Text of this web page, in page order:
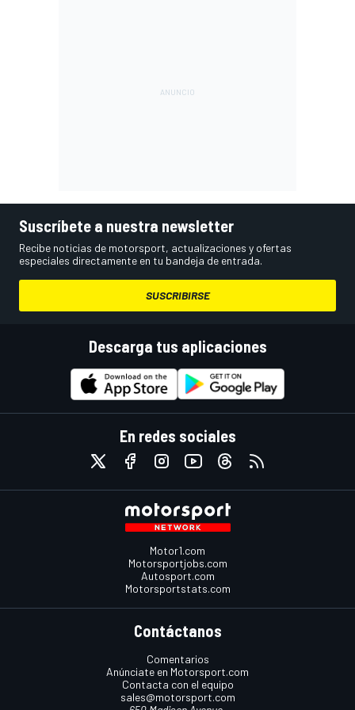
Suscríbete a nuestra newsletter
Recibe noticias de motorsport, actualizaciones y ofertas
especiales directamente en tu bandeja de entrada.
SUSCRIBIRSE
Descarga tus aplicaciones
En redes sociales
Motor1.com
Motorsportjobs.com
Autosport.com
Motorsportstats.com
Contáctanos
Comentarios
Anúnciate en Motorsport.com
Contacta con el equipo
sales@motorsport.com